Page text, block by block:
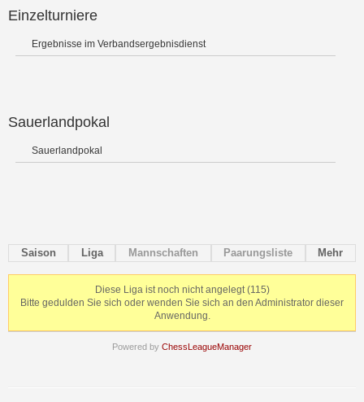
Einzelturniere
Ergebnisse im Verbandsergebnisdienst
Sauerlandpokal
Sauerlandpokal
Saison Liga Mannschaften Paarungsliste Mehr
Diese Liga ist noch nicht angelegt (115)
Bitte gedulden Sie sich oder wenden Sie sich an den Administrator dieser
Anwendung.
Powered by ChessLeagueManager